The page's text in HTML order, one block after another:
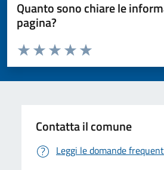
Quanto sono chiare le
pagina?
Valuta da 1 a 5 stelle la pagina
Valuta 5 stelle su 5
Valuta 4 stelle su 5
Valuta 3 stelle su 5
Valuta 2 stelle su 5
Valuta 1 stelle su 5
Contatta il comune
Leggi le domande